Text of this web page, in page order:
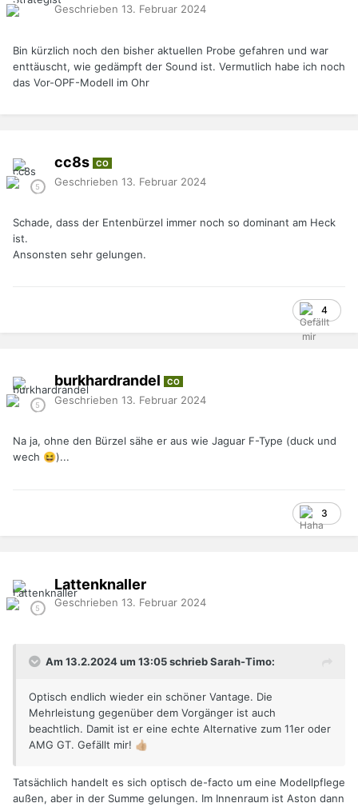
Geschrieben 13. Februar 2024
Bin kürzlich noch den bisher aktuellen Probe gefahren und war
enttäuscht, wie gedämpft der Sound ist. Vermutlich habe ich noch
das Vor-OPF-Modell im Ohr
cc8s CO
Geschrieben 13. Februar 2024
Schade, dass der Entenbürzel immer noch so dominant am Heck
ist.
Ansonsten sehr gelungen.
4
burkhardrandel CO
Geschrieben 13. Februar 2024
Na ja, ohne den Bürzel sähe er aus wie Jaguar F-Type (duck und
wech 😆)...
3
Lattenknaller
Geschrieben 13. Februar 2024
Am 13.2.2024 um 13:05 schrieb Sarah-Timo:
Optisch endlich wieder ein schöner Vantage. Die
Mehrleistung gegenüber dem Vorgänger ist auch
beachtlich. Damit ist er eine echte Alternative zum 11er oder
AMG GT. Gefällt mir! 👍🏼
Tatsächlich handelt es sich optisch de-facto um eine Modellpflege
außen, aber in der Summe gelungen. Im Innenraum ist Aston dann